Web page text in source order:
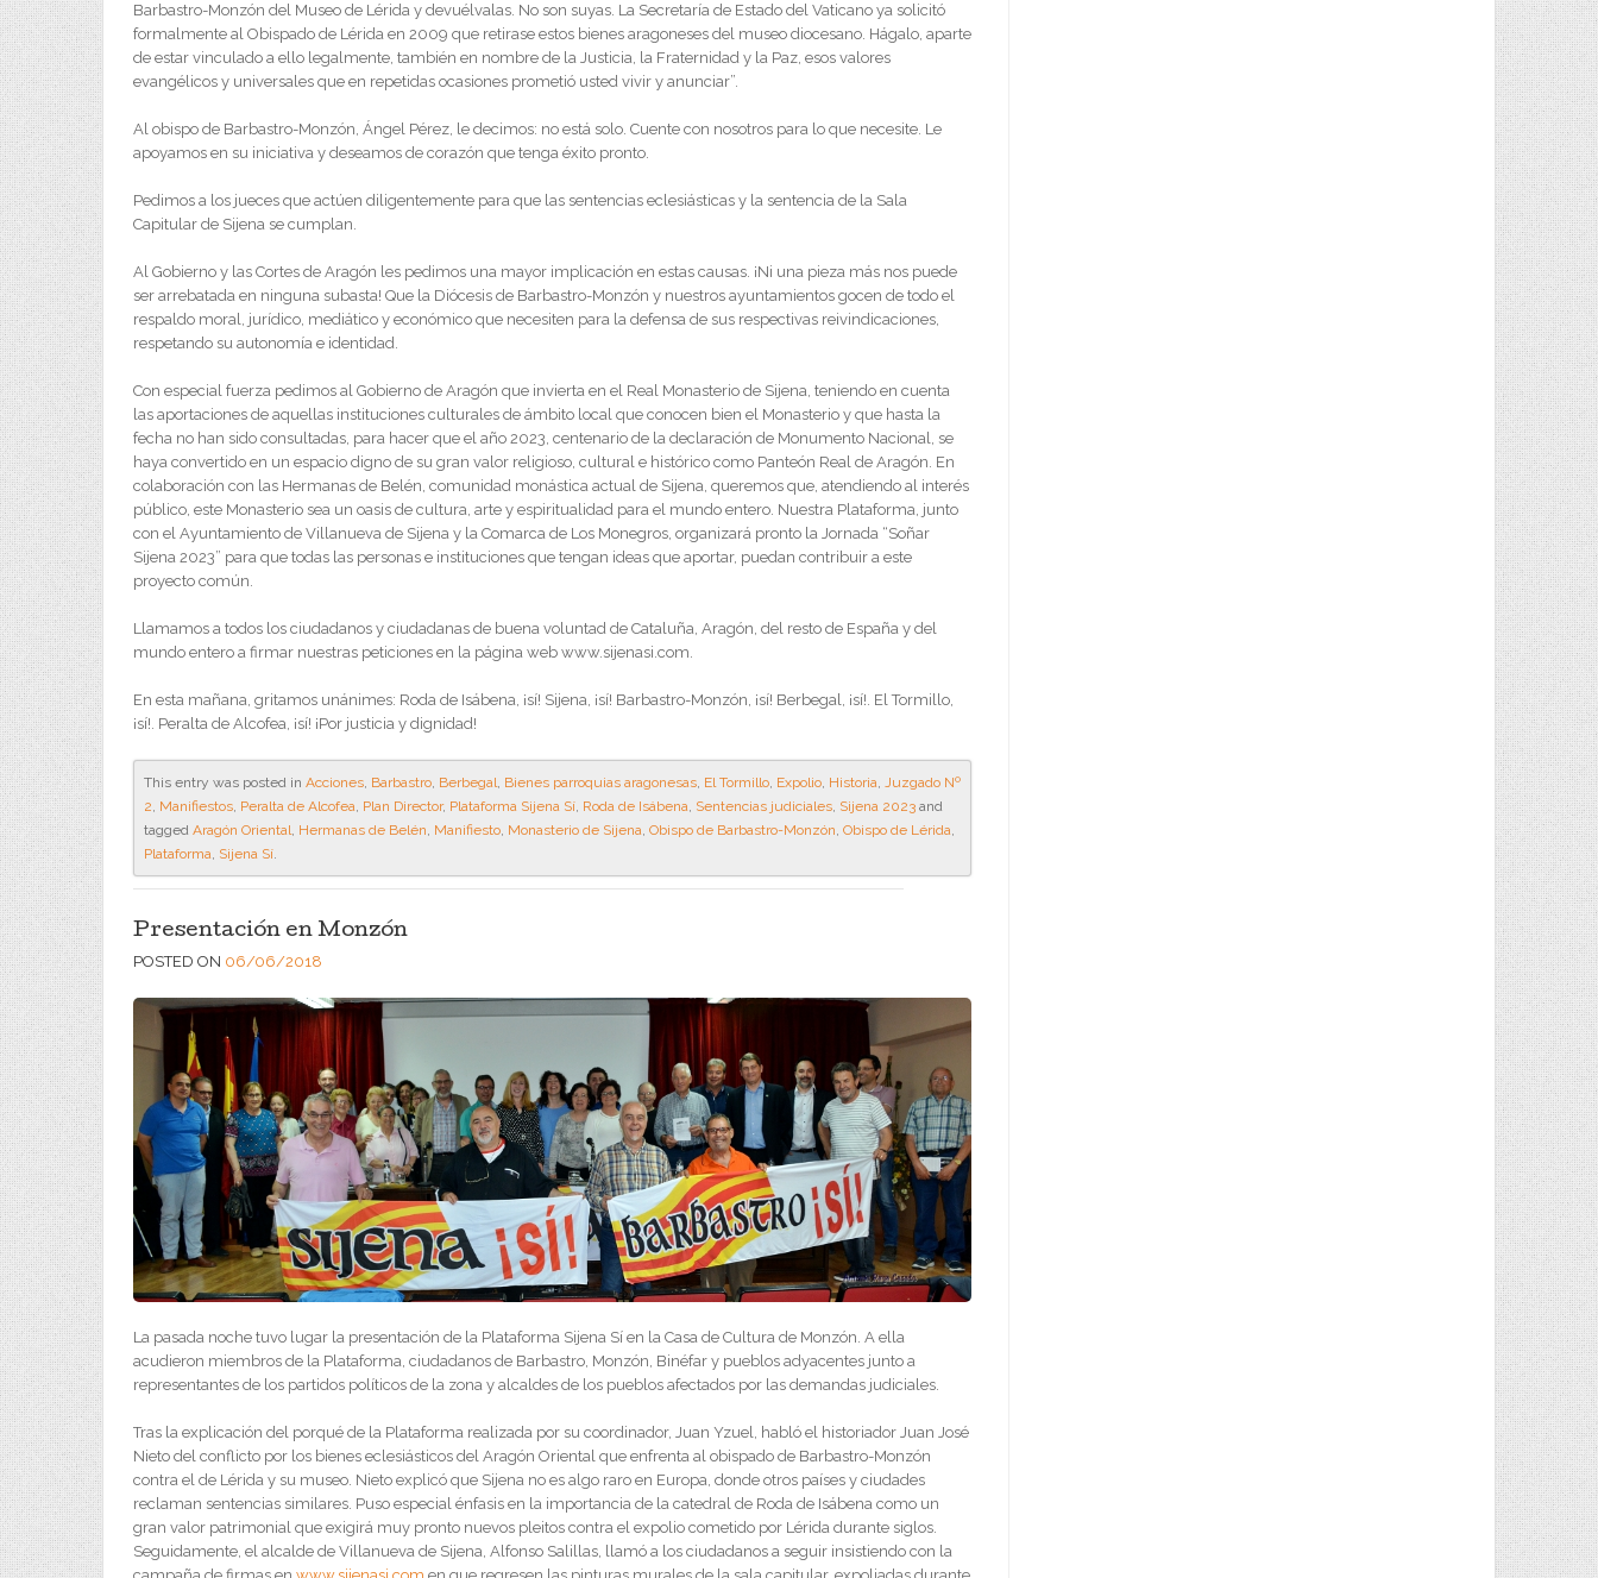
Barbastro-Monzón del Museo de Lérida y devuélvalas. No son suyas. La Secretaría de Estado del Vaticano ya solicitó
formalmente al Obispado de Lérida en 2009 que retirase estos bienes aragoneses del museo diocesano. Hágalo, aparte
de estar vinculado a ello legalmente, también en nombre de la Justicia, la Fraternidad y la Paz, esos valores
evangélicos y universales que en repetidas ocasiones prometió usted vivir y anunciar”.
Al obispo de Barbastro-Monzón, Ángel Pérez, le decimos: no está solo. Cuente con nosotros para lo que necesite. Le
apoyamos en su iniciativa y deseamos de corazón que tenga éxito pronto.
Pedimos a los jueces que actúen diligentemente para que las sentencias eclesiásticas y la sentencia de la Sala
Capitular de Sijena se cumplan.
Al Gobierno y las Cortes de Aragón les pedimos una mayor implicación en estas causas. ¡Ni una pieza más nos puede
ser arrebatada en ninguna subasta! Que la Diócesis de Barbastro-Monzón y nuestros ayuntamientos gocen de todo el
respaldo moral, jurídico, mediático y económico que necesiten para la defensa de sus respectivas reivindicaciones,
respetando su autonomía e identidad.
Con especial fuerza pedimos al Gobierno de Aragón que invierta en el Real Monasterio de Sijena, teniendo en cuenta
las aportaciones de aquellas instituciones culturales de ámbito local que conocen bien el Monasterio y que hasta la
fecha no han sido consultadas, para hacer que el año 2023, centenario de la declaración de Monumento Nacional, se
haya convertido en un espacio digno de su gran valor religioso, cultural e histórico como Panteón Real de Aragón. En
colaboración con las Hermanas de Belén, comunidad monástica actual de Sijena, queremos que, atendiendo al interés
público, este Monasterio sea un oasis de cultura, arte y espiritualidad para el mundo entero. Nuestra Plataforma, junto
con el Ayuntamiento de Villanueva de Sijena y la Comarca de Los Monegros, organizará pronto la Jornada “Soñar
Sijena 2023” para que todas las personas e instituciones que tengan ideas que aportar, puedan contribuir a este
proyecto común.
Llamamos a todos los ciudadanos y ciudadanas de buena voluntad de Cataluña, Aragón, del resto de España y del
mundo entero a firmar nuestras peticiones en la página web www.sijenasi.com.
En esta mañana, gritamos unánimes: Roda de Isábena, ¡sí! Sijena, ¡sí! Barbastro-Monzón, ¡sí! Berbegal, ¡sí!. El Tormillo,
¡sí!. Peralta de Alcofea, ¡sí! ¡Por justicia y dignidad!
This entry was posted in Acciones, Barbastro, Berbegal, Bienes parroquias aragonesas, El Tormillo, Expolio, Historia, Juzgado Nº
2, Manifiestos, Peralta de Alcofea, Plan Director, Plataforma Sijena Sí, Roda de Isábena, Sentencias judiciales, Sijena 2023 and
tagged Aragón Oriental, Hermanas de Belén, Manifiesto, Monasterio de Sijena, Obispo de Barbastro-Monzón, Obispo de Lérida,
Plataforma, Sijena Sí.
Presentación en Monzón
POSTED ON 06/06/2018
La pasada noche tuvo lugar la presentación de la Plataforma Sijena Sí en la Casa de Cultura de Monzón. A ella
acudieron miembros de la Plataforma, ciudadanos de Barbastro, Monzón, Binéfar y pueblos adyacentes junto a
representantes de los partidos políticos de la zona y alcaldes de los pueblos afectados por las demandas judiciales.
Tras la explicación del porqué de la Plataforma realizada por su coordinador, Juan Yzuel, habló el historiador Juan José
Nieto del conflicto por los bienes eclesiásticos del Aragón Oriental que enfrenta al obispado de Barbastro-Monzón
contra el de Lérida y su museo. Nieto explicó que Sijena no es algo raro en Europa, donde otros países y ciudades
reclaman sentencias similares. Puso especial énfasis en la importancia de la catedral de Roda de Isábena como un
gran valor patrimonial que exigirá muy pronto nuevos pleitos contra el expolio cometido por Lérida durante siglos.
Seguidamente, el alcalde de Villanueva de Sijena, Alfonso Salillas, llamó a los ciudadanos a seguir insistiendo con la